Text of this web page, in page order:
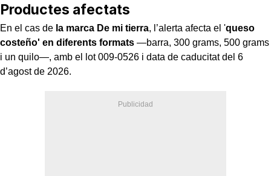
Productes afectats
En el cas de la marca De mi tierra, l’alerta afecta el 'queso
costeño' en diferents formats —barra, 300 grams, 500 grams
i un quilo—, amb el lot 009-0526 i data de caducitat del 6
d’agost de 2026.